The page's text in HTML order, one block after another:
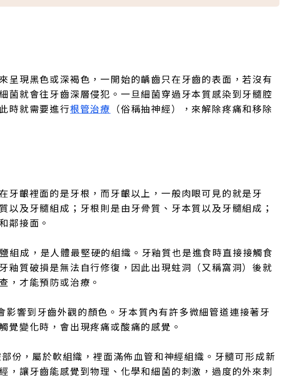
呈現黑色或深褐色，一開始的齲齒只在牙齒的表面，若沒有
菌就會往牙齒深層侵犯。一旦細菌穿過牙本質感染到牙髓腔
時就需要進行根管治療 （俗稱抽神經），來解除疼痛和移除
牙齦裡面的是牙根，而牙齦以上，一般肉眼可見的就是牙
以及牙髓組成；牙根則是由牙骨質、牙本質以及牙髓組成；
鄰接面。
組成，是人體最堅硬的組織。牙釉質也是進食時直接接觸食
釉質破損是無法自行修復，因此出現蛀洞（又稱窩洞）後就
，才能預防或治療。
影響到牙齒外觀的顏色。牙本質內有許多微細管道連接著牙
覺變化時，會出現疼痛或酸痛的感覺。
份，屬於軟組織，裡面滿佈血管和神經組織。牙髓可形成新
，讓牙齒能感覺到物理、化學和細菌的刺激，過度的外來刺